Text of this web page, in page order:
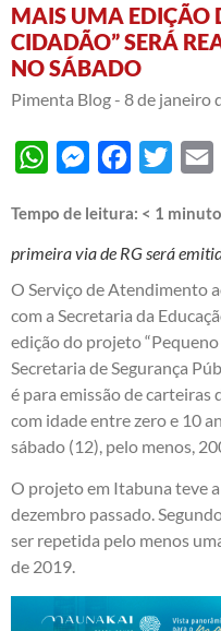
MAIS UMA EDIÇÃO
CIDADÃO” SERÁ
NO SÁBADO
Pimenta Blog - 8 de janeiro
WhatsAppMessengerFacebook
Twitter
Tempo de leitura: < 1 minuto
primeira via de RG será
O Serviço de Atendimento
com a Secretaria da
edição do projeto
Secretaria de Segurança
é para emissão de carteiras
com idade entre zero e 10
sábado (12), pelo menos,
O projeto em Itabuna teve
dezembro passado.
ser repetida pelo menos
de 2019.